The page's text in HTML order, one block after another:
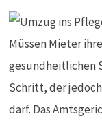
Müssen Mieter
gesundheitlichen
Schritt, der
darf. Das